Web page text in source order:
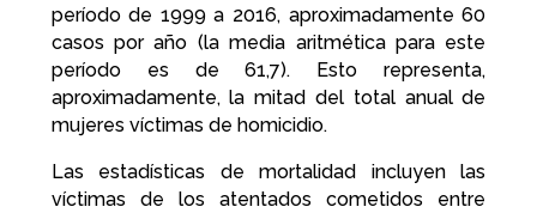
período de 1999 a 2016, aproximadamente 60
casos por año (la media aritmética para este
período es de 61,7). Esto representa,
aproximadamente, la mitad del total anual de
mujeres víctimas de homicidio.
Las estadísticas de mortalidad incluyen las
víctimas de los atentados cometidos entre